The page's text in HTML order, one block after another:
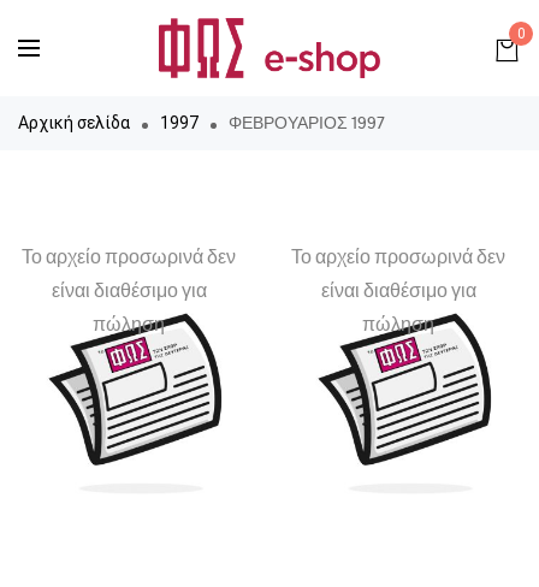
0
Αρχική σελίδα 1997 ΦΕΒΡΟΥΑΡΙΟΣ 1997
Το αρχείο προσωρινά δεν
είναι διαθέσιμο για
πώληση
Το αρχείο προσωρινά δεν
είναι διαθέσιμο για
πώληση